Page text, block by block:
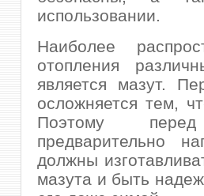
использовании.
Наиболее
отопления
является мазут.
осложняется тем,
Поэтому
предварительно
должны
мазута и быть